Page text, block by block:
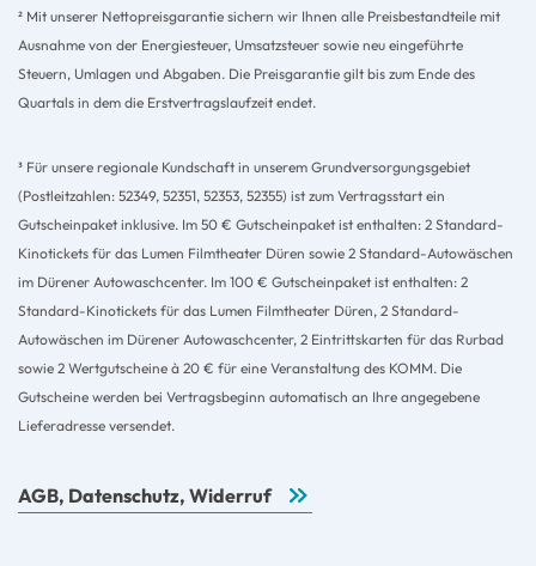
² Mit unserer Nettopreisgarantie sichern wir Ihnen alle Preisbestandteile mit
Ausnahme von der Energiesteuer, Umsatzsteuer sowie neu eingeführte
Steuern, Umlagen und Abgaben. Die Preisgarantie gilt bis zum Ende des
Quartals in dem die Erstvertragslaufzeit endet.
³ Für unsere regionale Kundschaft in unserem Grundversorgungsgebiet
(Postleitzahlen: 52349, 52351, 52353, 52355) ist zum Vertragsstart ein
Gutscheinpaket inklusive. Im 50 € Gutscheinpaket ist enthalten: 2 Standard-
Kinotickets für das Lumen Filmtheater Düren sowie 2 Standard-Autowäschen
im Dürener Autowaschcenter. Im 100 € Gutscheinpaket ist enthalten: 2
Standard-Kinotickets für das Lumen Filmtheater Düren, 2 Standard-
Autowäschen im Dürener Autowaschcenter, 2 Eintrittskarten für das Rurbad
sowie 2 Wertgutscheine à 20 € für eine Veranstaltung des KOMM. Die
Gutscheine werden bei Vertragsbeginn automatisch an Ihre angegebene
Lieferadresse versendet.
AGB, Datenschutz, Widerruf